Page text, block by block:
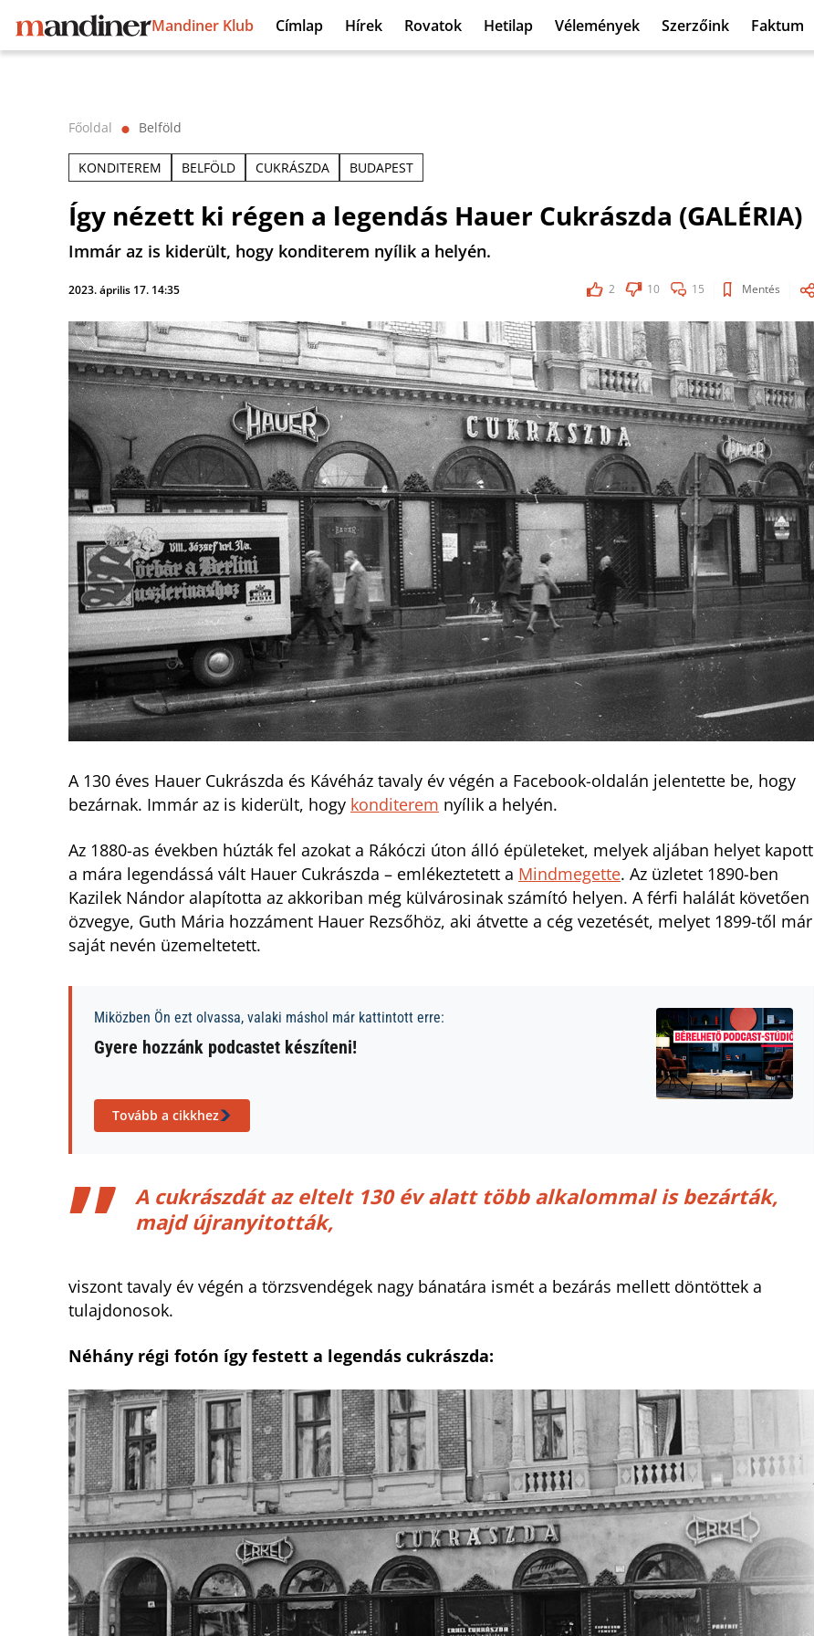
Mandiner Klub Címlap Hírek Rovatok Hetilap Vélemények Szerzőink Faktum
Főoldal ⬤ Belföld
KONDITEREM BELFÖLD CUKRÁSZDA BUDAPEST
Így nézett ki régen a legendás Hauer Cukrászda (GALÉRIA)
Immár az is kiderült, hogy konditerem nyílik a helyén.
2023. április 17. 14:35 2 10 15 Mentés
A 130 éves Hauer Cukrászda és Kávéház tavaly év végén a Facebook-oldalán jelentette be, hogy
bezárnak. Immár az is kiderült, hogy konditerem nyílik a helyén.
Az 1880-as években húzták fel azokat a Rákóczi úton álló épületeket, melyek aljában helyet kapott
a mára legendássá vált Hauer Cukrászda – emlékeztetett a Mindmegette. Az üzletet 1890-ben
Kazilek Nándor alapította az akkoriban még külvárosinak számító helyen. A férfi halálát követően
özvegye, Guth Mária hozzáment Hauer Rezsőhöz, aki átvette a cég vezetését, melyet 1899-től már
saját nevén üzemeltetett.
Miközben Ön ezt olvassa, valaki máshol már kattintott erre:
Gyere hozzánk podcastet készíteni!
Tovább a cikkhez
A cukrászdát az eltelt 130 év alatt több alkalommal is bezárták,
majd újranyitották,
viszont tavaly év végén a törzsvendégek nagy bánatára ismét a bezárás mellett döntöttek a
tulajdonosok.
Néhány régi fotón így festett a legendás cukrászda: